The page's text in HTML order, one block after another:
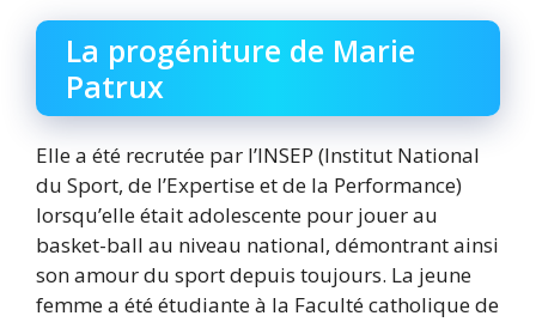
La progéniture de Marie
Patrux
Elle a été recrutée par l’INSEP (Institut National
du Sport, de l’Expertise et de la Performance)
lorsqu’elle était adolescente pour jouer au
basket-ball au niveau national, démontrant ainsi
son amour du sport depuis toujours. La jeune
femme a été étudiante à la Faculté catholique de